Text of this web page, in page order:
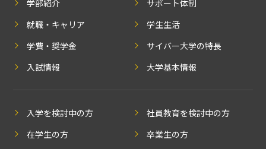
学部紹介
サポート体制
就職・キャリア
学生生活
学費・奨学金
サイバー大学の特長
入試情報
大学基本情報
入学を検討中の方
社員教育を検討中の方
在学生の方
卒業生の方